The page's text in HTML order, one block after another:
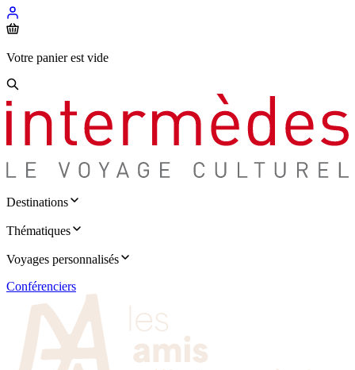
Votre panier est vide
Destinations
Thématiques
Voyages personnalisés
Conférenciers